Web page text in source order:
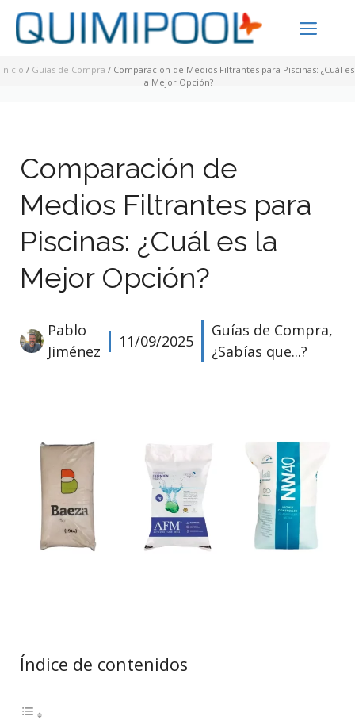
Saltar
Inicio / Guías de Compra / Comparación de Medios Filtrantes para Piscinas: ¿Cuál es
la Mejor Opción?
Comparación de
Medios Filtrantes para
Piscinas: ¿Cuál es la
Mejor Opción?
Pablo
Jiménez
11/09/2025
Guías de Compra,
¿Sabías que...?
Índice de contenidos